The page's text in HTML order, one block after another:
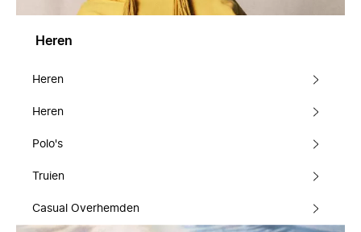
Heren
Heren
Heren
Polo's
Truien
Casual Overhemden